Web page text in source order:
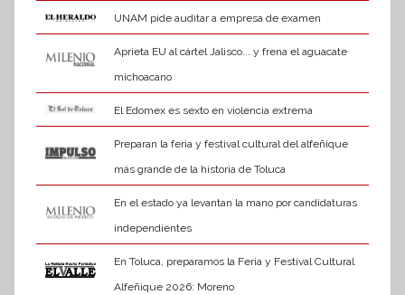
UNAM pide auditar a empresa de examen
Aprieta EU al cártel Jalisco... y frena el aguacate
michoacano
El Edomex es sexto en violencia extrema
Preparan la feria y festival cultural del alfeñique
más grande de la historia de Toluca
En el estado ya levantan la mano por candidaturas
independientes
En Toluca, preparamos la Feria y Festival Cultural
Alfeñique 2026: Moreno